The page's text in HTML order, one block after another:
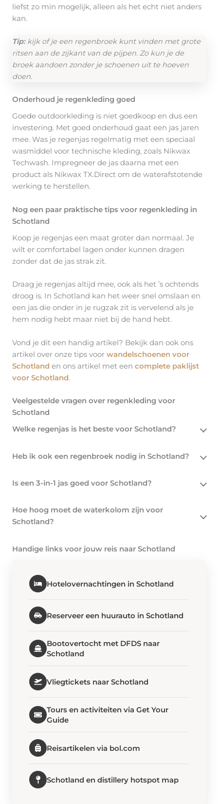
liefst zo min mogelijk, alleen als het echt niet anders
kan.
Tip:kijk of je een regenbroek kunt vinden met grote
ritsen aan de zijkant van de pijpen. Zo kun je de
broek aandoen zonder je schoenen uit te hoeven
doen.
Onderhoud je regenkleding goed
Goede outdoorkleding is niet goedkoop en dus een
investering. Met goed onderhoud gaat een jas jaren
mee. Was je regenjas regelmatig met een speciaal
wasmiddel voor technische kleding, zoals Nikwax
Techwash. Impregneer de jas daarna met een
product als Nikwax TX.Direct om de waterafstotende
werking te herstellen.
Nog een paar praktische tips voor regenkleding in
Schotland
Koop je regenjas een maat groter dan normaal. Je
wilt er comfortabel lagen onder kunnen dragen
zonder dat de jas strak zit.
Draag je regenjas altijd mee, ook als het ’s ochtends
droog is. In Schotland kan het weer snel omslaan en
een jas die onder in je rugzak zit is vervelend als je
hem nodig hebt maar niet bij de hand hebt.
Vond je dit een handig artikel? Bekijk dan ook ons
artikel over onze tips voor wandelschoenen voor
Schotland en ons artikel met een complete paklijst
voor Schotland.
Veelgestelde vragen over regenkleding voor
Schotland
Welke regenjas is het beste voor Schotland?
Heb ik ook een regenbroek nodig in Schotland?
Is een 3-in-1 jas goed voor Schotland?
Hoe hoog moet de waterkolom zijn voor
Schotland?
Handige links voor jouw reis naar Schotland
Hotelovernachtingen in Schotland
Reserveer een huurauto in Schotland
Bootovertocht met DFDS naar
Schotland
Vliegtickets naar Schotland
Tours en activiteiten via Get Your
Guide
Reisartikelen via bol.com
Schotland en distillery hotspot map